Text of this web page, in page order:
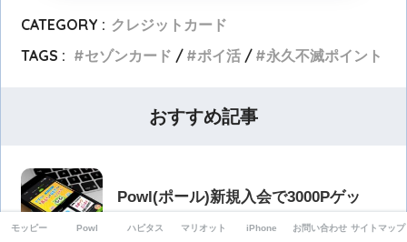
CATEGORY : クレジットカード
TAGS :
セゾンカード ポイ活 永久不滅ポイント
おすすめ記事
Powl(ポール)新規入会で3000Pゲッ
ト！
モッピー Powl ハピタス マリオット iPhone お問い合わせ サイトマップ